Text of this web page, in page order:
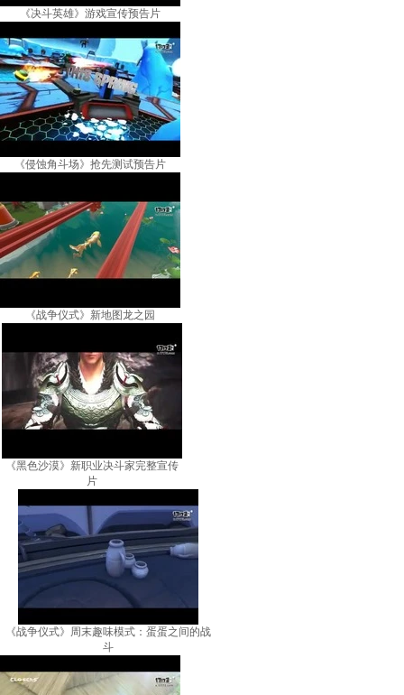
《决斗英雄》游戏宣传预告片
《侵蚀角斗场》抢先测试预告片
《战争仪式》新地图龙之园
《黑色沙漠》新职业决斗家完整宣传
片
《战争仪式》周末趣味模式：蛋蛋之间的战
斗